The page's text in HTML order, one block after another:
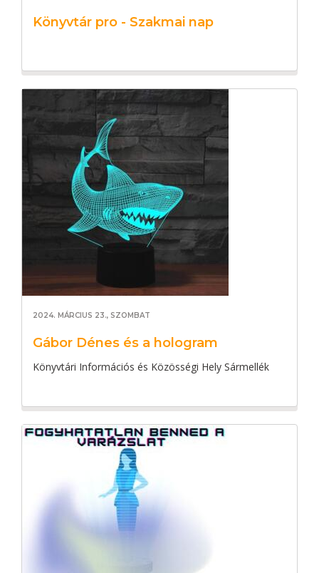
Könyvtár pro - Szakmai nap
2024. MÁRCIUS 23., SZOMBAT
Gábor Dénes és a hologram
Könyvtári Információs és Közösségi Hely Sármellék